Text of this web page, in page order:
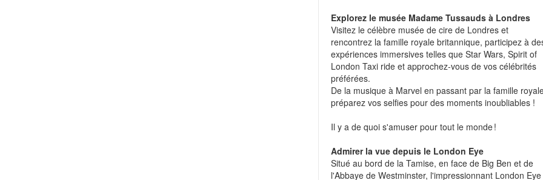
Explorez le musée Madame Tussauds à Londres
Visitez le célèbre musée de cire de Londres et
rencontrez la famille royale britannique, participez à
expériences immersives telles que Star Wars, Spirit of
London Taxi ride et approchez-vous de vos célébrités
préférées.
De la musique à Marvel en passant par la famille
préparez vos selfies pour des moments inoubliables !
Il y a de quoi s'amuser pour tout le monde !
Admirer la vue depuis le London Eye
Situé au bord de la Tamise, en face de Big Ben et de
l'Abbaye de Westminster, l'impressionnant London Eye